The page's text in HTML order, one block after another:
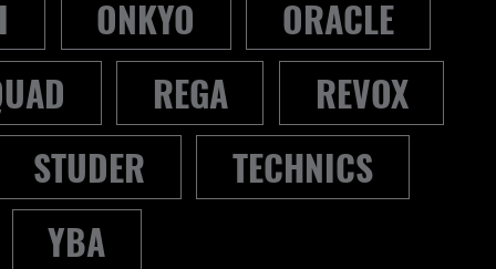
ONKYO
ORACLE
REGA
REVOX
STUDER
TECHNICS
YBA